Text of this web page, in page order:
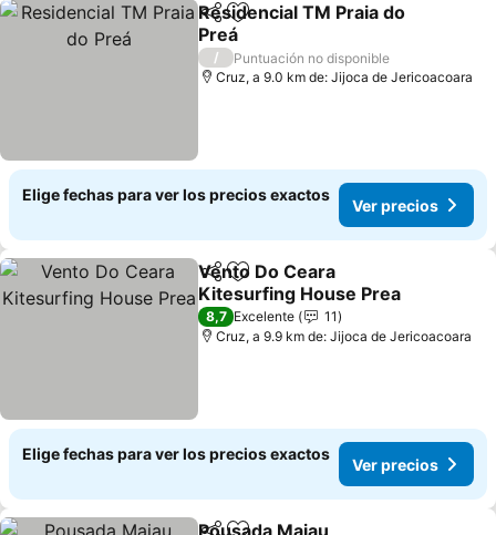
CompartirAgregar a favoritos
Residencial TM Praia do
Preá
Ver precios
/
Puntuación no disponible
Cruz, a 9.0 km de: Jijoca de Jericoacoara
Elige fechas para ver los precios exactos
Ver precios
CompartirAgregar a favoritos
Vento Do Ceara
Kitesurfing House Prea
Ver precios
8,7 Excelente
11
Cruz, a 9.9 km de: Jijoca de Jericoacoara
Elige fechas para ver los precios exactos
Ver precios
Pousada Maiau